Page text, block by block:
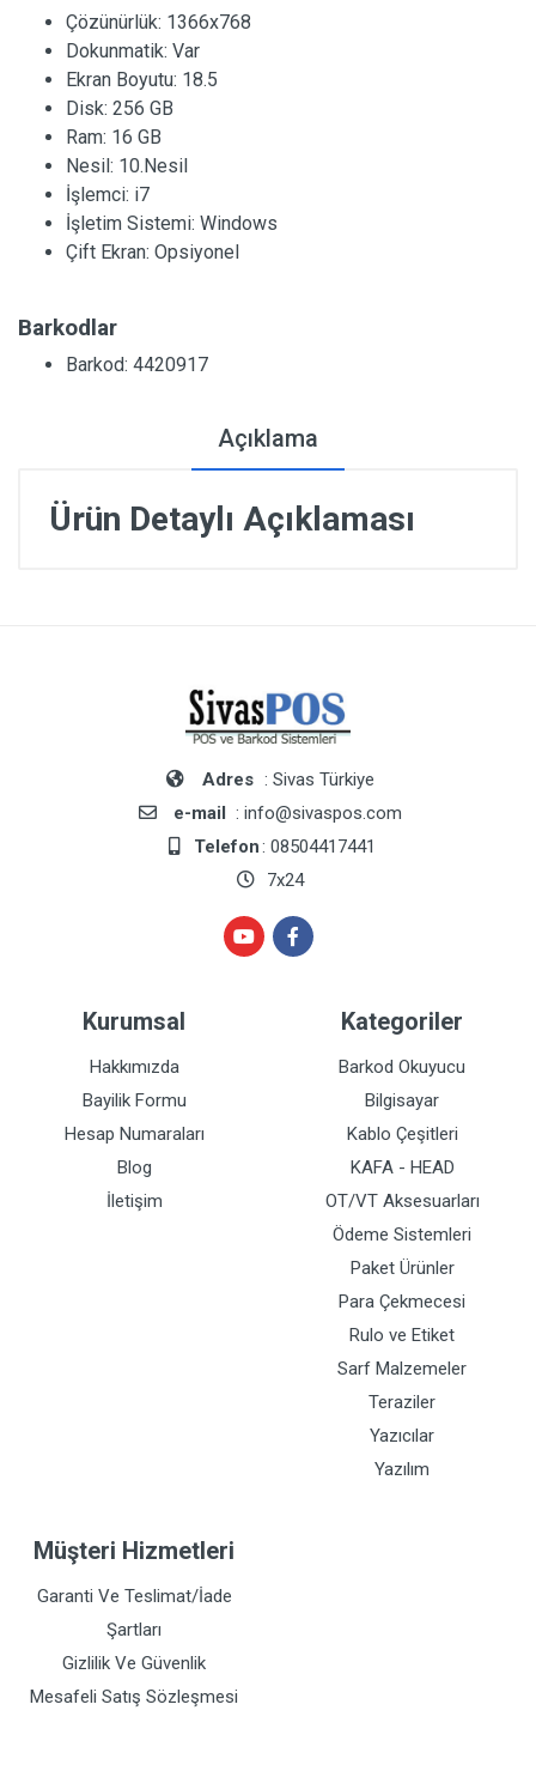
Çözünürlük: 1366x768
Dokunmatik: Var
Ekran Boyutu: 18.5
Disk: 256 GB
Ram: 16 GB
Nesil: 10.Nesil
İşlemci: i7
İşletim Sistemi: Windows
Çift Ekran: Opsiyonel
Barkodlar
Barkod: 4420917
Açıklama
Ürün Detaylı Açıklaması
Adres : Sivas Türkiye
e-mail : info@sivaspos.com
Telefon: 08504417441
7x24
Kurumsal
Hakkımızda
Bayilik Formu
Hesap Numaraları
Blog
İletişim
Kategoriler
Barkod Okuyucu
Bilgisayar
Kablo Çeşitleri
KAFA - HEAD
OT/VT Aksesuarları
Ödeme Sistemleri
Paket Ürünler
Para Çekmecesi
Rulo ve Etiket
Sarf Malzemeler
Teraziler
Yazıcılar
Yazılım
Müşteri Hizmetleri
Garanti Ve Teslimat/İade
Şartları
Gizlilik Ve Güvenlik
Mesafeli Satış Sözleşmesi